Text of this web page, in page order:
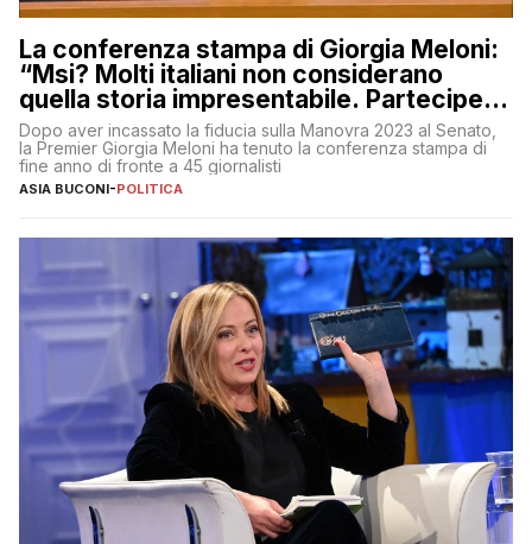
La conferenza stampa di Giorgia Meloni:
“Msi? Molti italiani non considerano
quella storia impresentabile. Parteciperò
al 25 aprile”
Dopo aver incassato la fiducia sulla Manovra 2023 al Senato,
la Premier Giorgia Meloni ha tenuto la conferenza stampa di
fine anno di fronte a 45 giornalisti
ASIA BUCONI-POLITICA